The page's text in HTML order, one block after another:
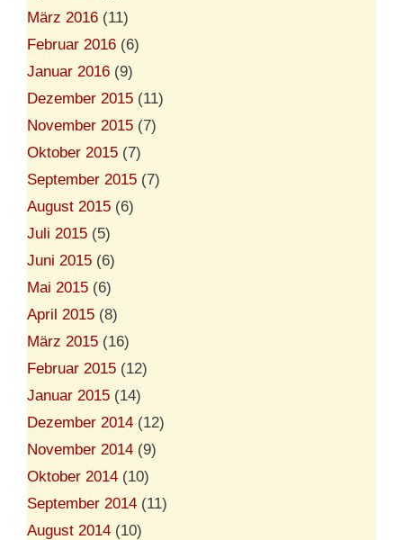
März 2016 (11)
Februar 2016 (6)
Januar 2016 (9)
Dezember 2015 (11)
November 2015 (7)
Oktober 2015 (7)
September 2015 (7)
August 2015 (6)
Juli 2015 (5)
Juni 2015 (6)
Mai 2015 (6)
April 2015 (8)
März 2015 (16)
Februar 2015 (12)
Januar 2015 (14)
Dezember 2014 (12)
November 2014 (9)
Oktober 2014 (10)
September 2014 (11)
August 2014 (10)